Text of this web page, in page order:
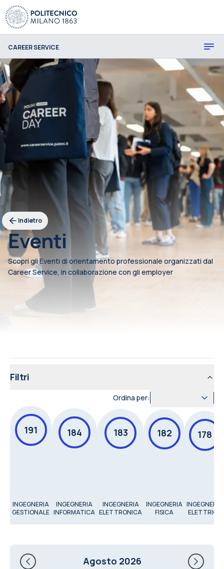
CAREER SERVICE
Indietro
Eventi
Scopri gli Eventi di orientamento professionale organizzati dal
Career Service, in collaborazione con gli employer
Filtri
Ordina per:
191
INGEGNERIA
GESTIONALE
184
INGEGNERIA
INFORMATICA
183
INGEGNERIA
ELETTRONICA
182
INGEGNERIA
FISICA
178
INGEGNERIA
ELETTRICA
Agosto 2026